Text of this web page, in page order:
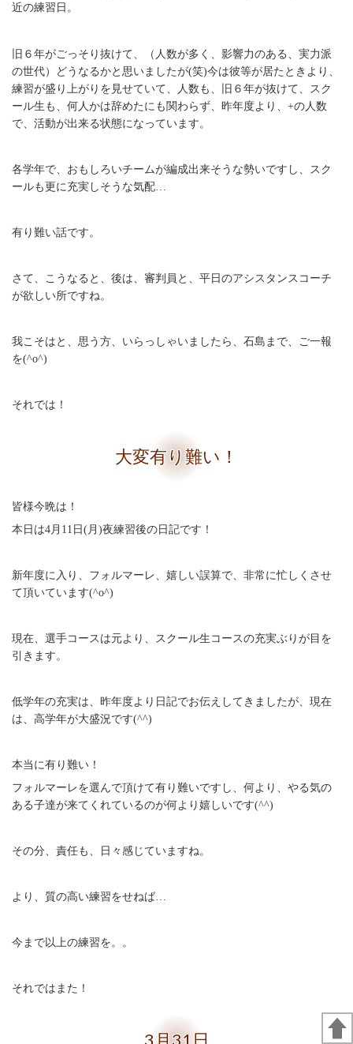
近の練習日。
旧６年がごっそり抜けて、（人数が多く、影響力のある、実力派
の世代）どうなるかと思いましたが(笑)今は彼等が居たときより、
練習が盛り上がりを見せていて、人数も、旧６年が抜けて、スク
ール生も、何人かは辞めたにも関わらず、昨年度より、+の人数
で、活動が出来る状態になっています。
各学年で、おもしろいチームが編成出来そうな勢いですし、スク
ールも更に充実しそうな気配…
有り難い話です。
さて、こうなると、後は、審判員と、平日のアシスタンスコーチ
が欲しい所ですね。
我こそはと、思う方、いらっしゃいましたら、石島まで、ご一報
を(^o^)
それでは！
大変有り難い！
皆様今晩は！
本日は4月11日(月)夜練習後の日記です！
新年度に入り、フォルマーレ、嬉しい誤算で、非常に忙しくさせ
て頂いています(^o^)
現在、選手コースは元より、スクール生コースの充実ぶりが目を
引きます。
低学年の充実は、昨年度より日記でお伝えしてきましたが、現在
は、高学年が大盛況です(^^)
本当に有り難い！
フォルマーレを選んで頂けて有り難いですし、何より、やる気の
ある子達が来てくれているのが何より嬉しいです(^^)
その分、責任も、日々感じていますね。
より、質の高い練習をせねば…
今まで以上の練習を。。
それではまた！